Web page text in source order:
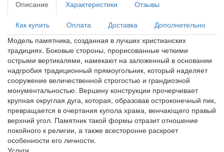
Описание Характеристики Отзывы
Как купить Оплата Доставка
Дополнительно
Модель памятника, созданная в лучших христианских
традициях. Боковые стороны, прорисованные четкими
острыми вертикалями, намекают на заложенный в основании
надгробия традиционный прямоугольник, который наделяет
сооружение величественной строгостью и грандиозной
монументальностью. Вершину конструкции прочерчивает
крупная округлая дуга, которая, образовав остроконечный пик,
превращается в очертания купола храма, венчающего правый
верхний угол. Памятник такой формы отразит отношение
покойного к религии, а также всесторонне раскроет
особенности его личности.
Услуги